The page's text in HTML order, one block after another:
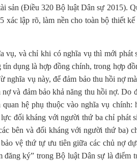
sản (Điều 320 Bộ luật Dân sự 2015).
lập rõ, làm nền cho toàn bộ thiết kế
vụ, và chỉ khi có nghĩa vụ thì mới phát
dụng là hợp đồng chính, trong hợp
nghĩa vụ này, để đảm bảo thu hồi nợ
và đảm bảo khả năng thu hồi nợ. Do
hệ phụ thuộc vào nghĩa vụ chính:
đối kháng với người thứ ba chỉ phát
bên và đối kháng với người thứ ba)
vệ thứ tự ưu tiên giữa các chủ nợ
ký” trong Bộ luật Dân sự là điểm